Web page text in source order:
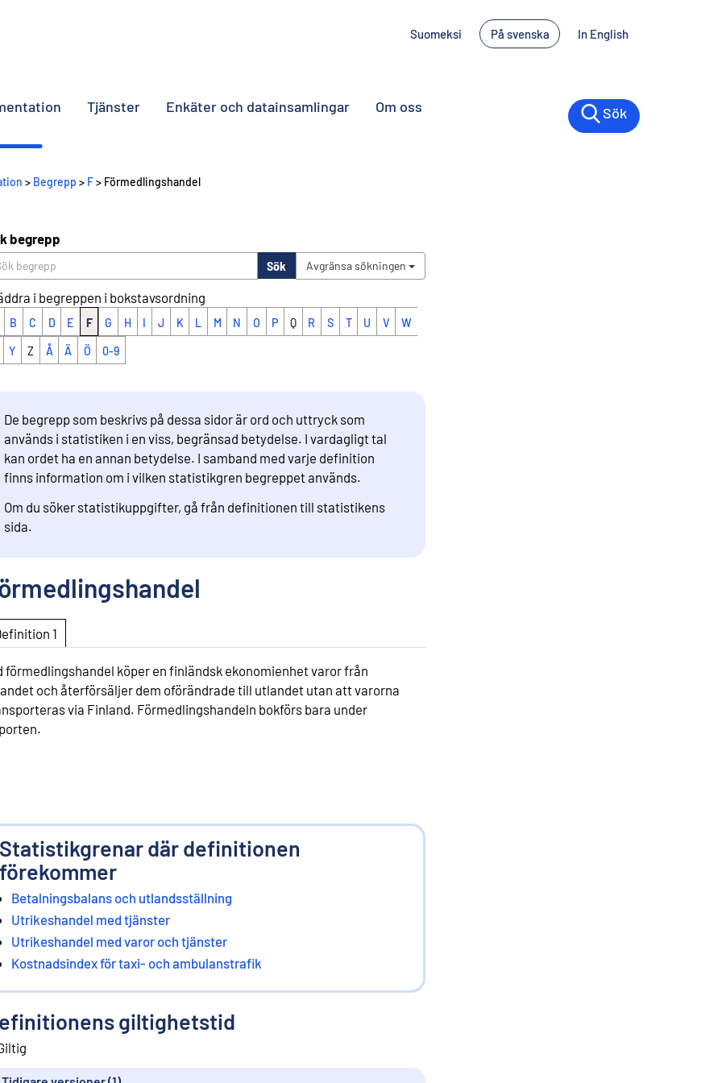
Suomeksi På svenska In English
Tjänster Enkäter och datainsamlingar Om oss Sök
> Begrepp > F> Förmedlingshandel
begrepp
Sök Avgränsa sökningen
i begreppen i bokstavsordning
B C D E F G H I J K L M N O P Q R S T U V W
Y Z Å Ä Ö 0-9
De begrepp som beskrivs på dessa sidor är ord och uttryck som
används i statistiken i en viss, begränsad betydelse. I vardagligt tal
kan ordet ha en annan betydelse. I samband med varje definition
finns information om i vilken statistikgren begreppet används.
Om du söker statistikuppgifter, gå från definitionen till statistikens
sida.
Definition 1
förmedlingshandel köper en finländsk ekonomienhet varor från
och återförsäljer dem oförändrade till utlandet utan att varorna
via Finland. Förmedlingshandeln bokförs bara under
Statistikgrenar där definitionen
förekommer
Betalningsbalans och utlandsställning
Utrikeshandel med tjänster
Utrikeshandel med varor och tjänster
Kostnadsindex för taxi- och ambulanstrafik
giltighetstid